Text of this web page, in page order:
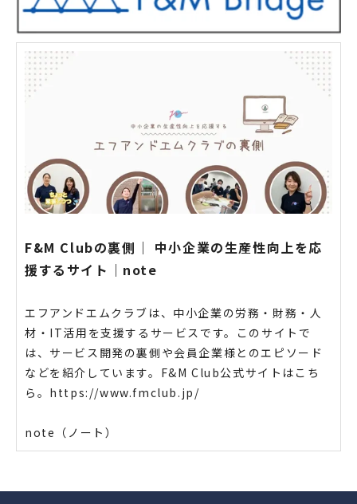
F&M Clubの裏側｜ 中小企業の生産性向上を応
援するサイト｜note
エフアンドエムクラブは、中小企業の労務・財務・人
材・IT活用を支援するサービスです。このサイトで
は、サービス開発の裏側や会員企業様とのエピソード
などを紹介しています。F&M Club公式サイトはこち
ら。https://www.fmclub.jp/
note（ノート）